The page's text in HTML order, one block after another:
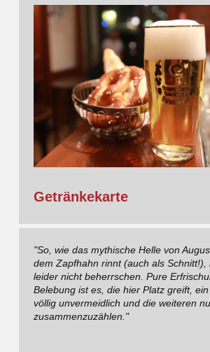
Getränkekarte
"So, wie das mythische Helle von
dem Zapfhahn rinnt (auch als Schnitt!),
leider nicht beherrschen. Pure
Belebung ist es, die hier Platz greift,
völlig unvermeidlich und die weiteren
zusammenzuzählen."